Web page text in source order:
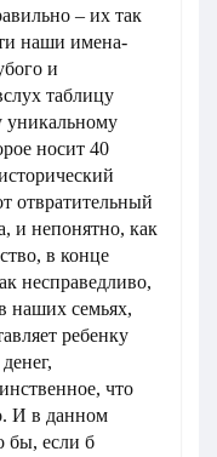
– их так
наши имена-
и
таблицу
уникальному
носит 40
отвратительный
и непонятно, как
в конце
несправедливо,
наших семьях,
ребенку
что
И в данном
бы, если б